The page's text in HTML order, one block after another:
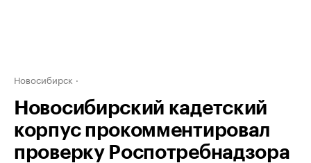
Новосибирск
Новосибирский кадетский
корпус прокомментировал
проверку Роспотребнадзора